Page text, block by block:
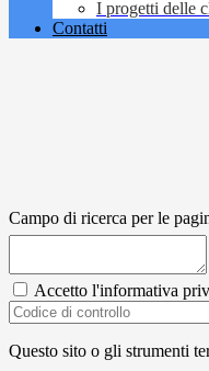
I progetti delle
Contatti
Campo di ricerca per le
Accetto l'informativa
Questo sito o gli strumenti